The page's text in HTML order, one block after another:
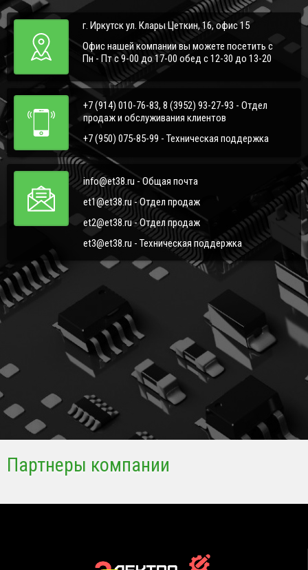
г. Иркутск ул. Клары Цеткин, 16, офис 15
Офис нашей компании вы можете посетить с
Пн - Пт с 9-00 до 17-00 обед с 12-30 до 13-20
+7 (914) 010-76-83, 8 (3952) 93-27-93 - Отдел
продаж и обслуживания клиентов
+7 (950) 075-85-99 - Техническая поддержка
info@et38.ru - Общая почта
et1@et38.ru - Отдел продаж
et2@et38.ru - Отдел продаж
et3@et38.ru - Техническая поддержка
Партнеры компании